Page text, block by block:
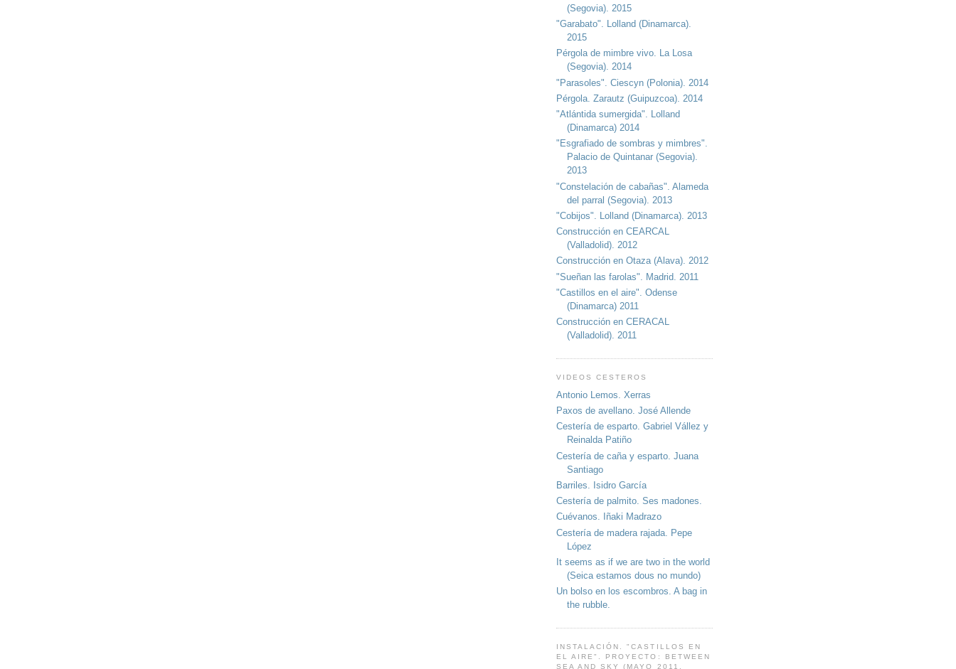
(Segovia). 2015
"Garabato". Lolland (Dinamarca).
2015
Pérgola de mimbre vivo. La Losa
(Segovia). 2014
"Parasoles". Ciescyn (Polonia). 2014
Pérgola. Zarautz (Guipuzcoa). 2014
"Atlántida sumergida". Lolland
(Dinamarca) 2014
"Esgrafiado de sombras y mimbres".
Palacio de Quintanar (Segovia).
2013
"Constelación de cabañas". Alameda
del parral (Segovia). 2013
"Cobijos". Lolland (Dinamarca). 2013
Construcción en CEARCAL
(Valladolid). 2012
Construcción en Otaza (Alava). 2012
"Sueñan las farolas". Madrid. 2011
"Castillos en el aire". Odense
(Dinamarca) 2011
Construcción en CERACAL
(Valladolid). 2011
VIDEOS CESTEROS
Antonio Lemos. Xerras
Paxos de avellano. José Allende
Cestería de esparto. Gabriel Vállez y
Reinalda Patiño
Cestería de caña y esparto. Juana
Santiago
Barriles. Isidro García
Cestería de palmito. Ses madones.
Cuévanos. Iñaki Madrazo
Cestería de madera rajada. Pepe
López
It seems as if we are two in the world
(Seica estamos dous no mundo)
Un bolso en los escombros. A bag in
the rubble.
INSTALACIÓN. "CASTILLOS EN
EL AIRE". PROYECTO: BETWEEN
SEA AND SKY (MAYO 2011.